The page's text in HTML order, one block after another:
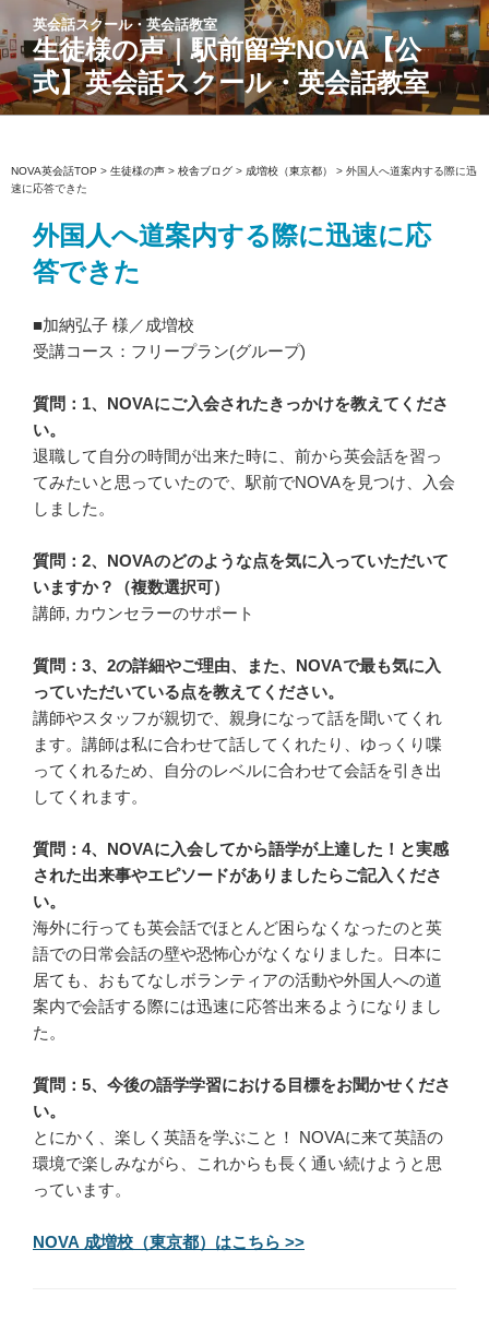
ン
テ
ン
ツ
ス
キ
英会話スクール・英会話教室
生徒様の声｜駅前留学NOVA【公
式】英会話スクール・英会話教室
NOVA英会話TOP > 生徒様の声 > 校舎ブログ > 成増校（東京都） > 外国人へ道案内する際に迅
速に応答できた
外国人へ道案内する際に迅速に応
答できた
■加納弘子 様／成増校
受講コース：フリープラン(グループ)
質問：1、NOVAにご入会されたきっかけを教えてくださ
い。
退職して自分の時間が出来た時に、前から英会話を習っ
てみたいと思っていたので、駅前でNOVAを見つけ、入会
しました。
質問：2、NOVAのどのような点を気に入っていただいて
いますか？（複数選択可）
講師, カウンセラーのサポート
質問：3、2の詳細やご理由、また、NOVAで最も気に入
っていただいている点を教えてください。
講師やスタッフが親切で、親身になって話を聞いてくれ
ます。講師は私に合わせて話してくれたり、ゆっくり喋
ってくれるため、自分のレベルに合わせて会話を引き出
してくれます。
質問：4、NOVAに入会してから語学が上達した！と実感
された出来事やエピソードがありましたらご記入くださ
い。
海外に行っても英会話でほとんど困らなくなったのと英
語での日常会話の壁や恐怖心がなくなりました。日本に
居ても、おもてなしボランティアの活動や外国人への道
案内で会話する際には迅速に応答出来るようになりまし
た。
質問：5、今後の語学学習における目標をお聞かせくださ
い。
とにかく、楽しく英語を学ぶこと！ NOVAに来て英語の
環境で楽しみながら、これからも長く通い続けようと思
っています。
NOVA 成増校（東京都）はこちら >>